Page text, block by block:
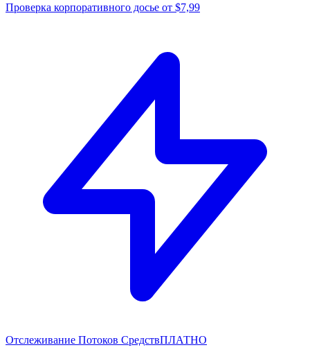
Проверка корпоративного досье от $7,99
Отслеживание Потоков СредствПЛАТНО